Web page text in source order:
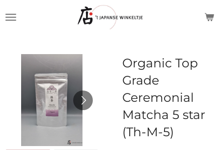
hoofdinhoud
Organic Top
Grade
Ceremonial
Matcha 5 star
(Th-M-5)